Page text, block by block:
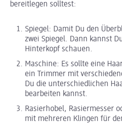
bereitlegen solltest:
Spiegel: Damit Du den
zwei Spiegel. Dann kannst
Hinterkopf schauen.
Maschine: Es sollte eine
ein Trimmer mit
Du die unterschiedlichen
bearbeiten kannst.
Rasierhobel, Rasiermesser
mit mehreren Klingen für